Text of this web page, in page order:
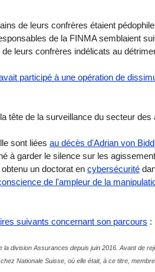
de leurs confrères étaient
de la FINMA semblaient
leurs confrères indélicats au
participé à une opération de
tête de la surveillance du secteur
sont liées au décès d'Adrian von
à garder le silence sur les
obtenu un doctorat en cybersécurité
de l'ampleur de la
suivants concernant son parcours :
division Assurances depuis juin 2016. Avant de
Nationale Suisse, où elle était, à ce titre,